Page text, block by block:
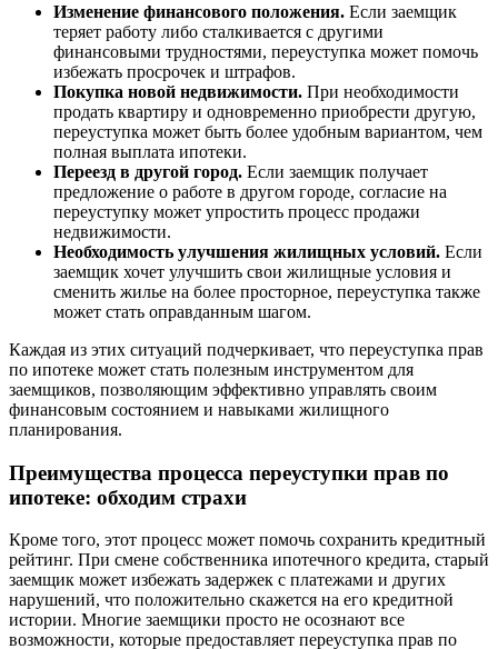
Изменение финансового положения. Если заемщик
теряет работу либо сталкивается с другими
финансовыми трудностями, переуступка может помочь
избежать просрочек и штрафов.
Покупка новой недвижимости. При необходимости
продать квартиру и одновременно приобрести другую,
переуступка может быть более удобным вариантом, чем
полная выплата ипотеки.
Переезд в другой город. Если заемщик получает
предложение о работе в другом городе, согласие на
переуступку может упростить процесс продажи
недвижимости.
Необходимость улучшения жилищных условий. Если
заемщик хочет улучшить свои жилищные условия и
сменить жилье на более просторное, переуступка также
может стать оправданным шагом.
Каждая из этих ситуаций подчеркивает, что переуступка прав
по ипотеке может стать полезным инструментом для
заемщиков, позволяющим эффективно управлять своим
финансовым состоянием и навыками жилищного
планирования.
Преимущества процесса переуступки прав по
ипотеке: обходим страхи
Кроме того, этот процесс может помочь сохранить кредитный
рейтинг. При смене собственника ипотечного кредита, старый
заемщик может избежать задержек с платежами и других
нарушений, что положительно скажется на его кредитной
истории. Многие заемщики просто не осознают все
возможности, которые предоставляет переуступка прав по